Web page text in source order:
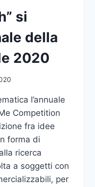
si
della
2020
l’annuale
Competition
fra idee
forma di
ricerca
a soggetti con
per